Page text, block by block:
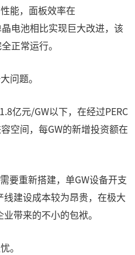
能，面板效率在
电池相比实现巨大改进，该
正常运行。
问题。
亿元/GW以下，在经过PERC
空间，每GW的新增投资额在
要重新搭建，单GW设备开支
建设成本较为昂贵，在极大
带来的不小的包袱。
。